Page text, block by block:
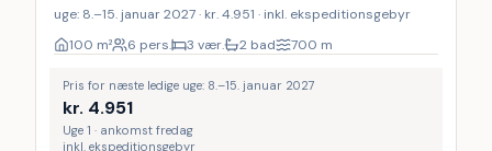
uge: 8.–15. januar 2027 · kr. 4.951 · inkl. ekspeditionsgebyr
100 m² 6 pers. 3 vær. 2 bad 700 m
Pris for næste ledige uge: 8.–15. januar 2027
kr. 4.951
Uge 1 · ankomst fredag
inkl. ekspeditionsgebyr